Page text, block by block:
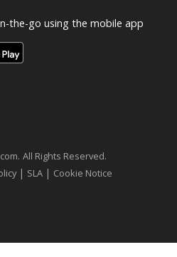
the-go using the mobile app
. All Rights Reserved.
| SLA | Cookie Notice